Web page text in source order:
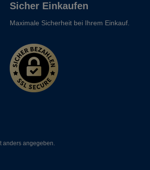
Sicher Einkaufen
Maximale Sicherheit bei Ihrem Einkauf.
anders angegeben.